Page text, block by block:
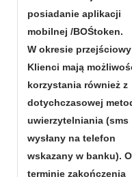
posiadanie aplikacji
mobilnej /BOŚtoken.
W okresie
Klienci mają
korzystania również z
dotychczasowej
uwierzytelniania (sms
wysłany na telefon
wskazany w banku). O
terminie zakończenia